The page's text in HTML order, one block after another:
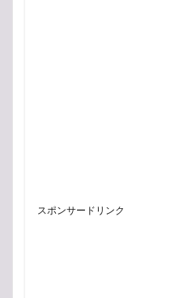
スポンサードリンク